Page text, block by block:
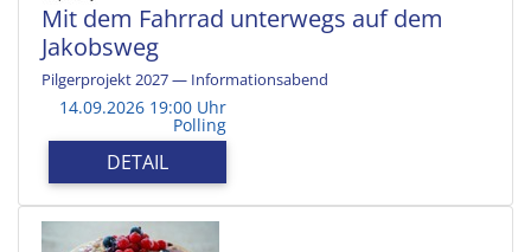
Mit dem Fahrrad unterwegs auf dem
Jakobsweg
Pilgerprojekt 2027 — Informationsabend
14.09.2026 19:00 Uhr
Polling
DETAIL